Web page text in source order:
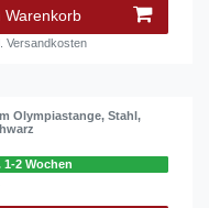
Warenkorb
Versandkosten
Olympiastange, Stahl,
1-2 Wochen